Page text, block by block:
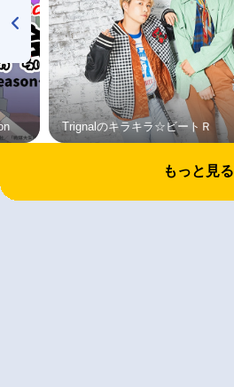
Trignalのキラキラ☆ビートＲ
もっと見る